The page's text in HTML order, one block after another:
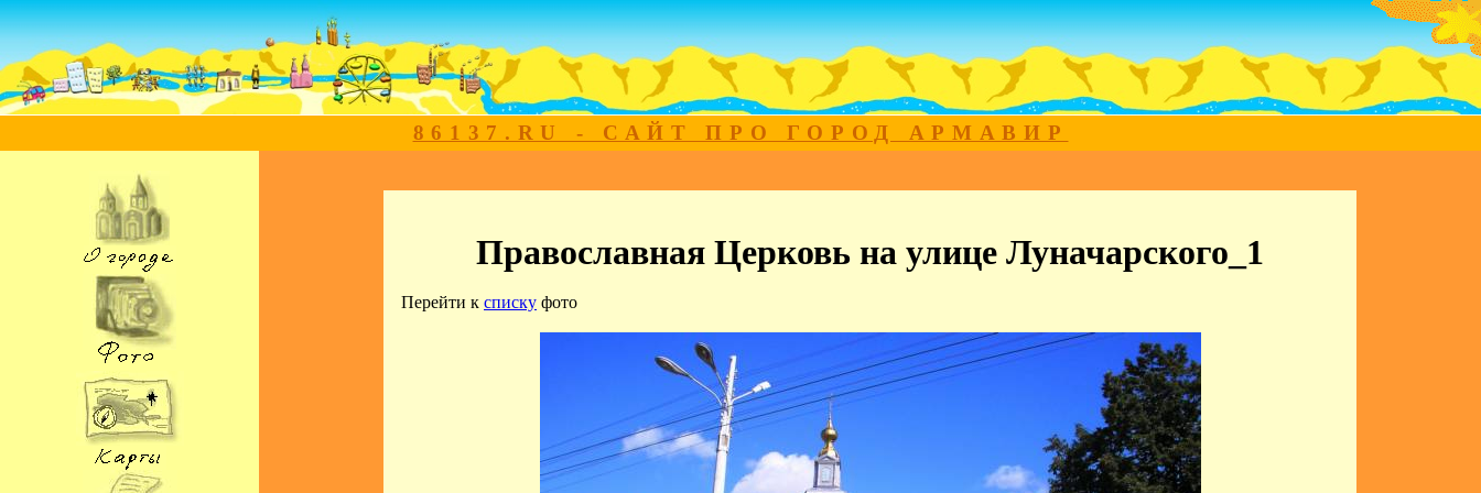
86137.RU - САЙТ ПРО ГОРОД АРМАВИР
Православная Церковь на улице Луначарского_1
Перейти к списку фото